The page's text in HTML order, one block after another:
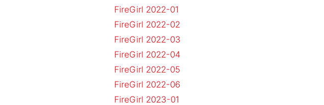
FireGirl 2022-01
FireGirl 2022-02
FireGirl 2022-03
FireGirl 2022-04
FireGirl 2022-05
FireGirl 2022-06
FireGirl 2023-01